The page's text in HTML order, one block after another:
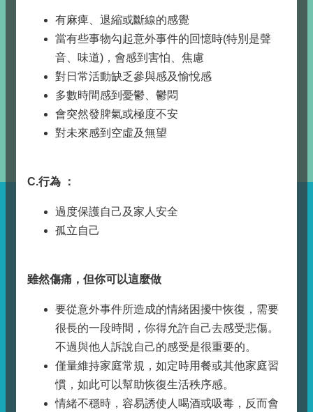
有麻痺、退縮或斷線的感覺
當有些事物勾起意外事件的回憶時(特別是聲
音、味道)，會感到害怕、焦慮
對日常活動缺乏參與感及愉悅感
多數時間感到憂鬱、鬱悶
會突然發脾氣或極度不安
對未來感到空虛及無望
C.行為 ：
過度保護自己及家人安全
孤立自己
雖然傷痛，但你可以這麼做
要從意外事件所造成的情緒困擾中恢復，需要
很長的一段時間，你得允許自己去感受悲傷。
不過與他人訴說自己的感受是很重要的。
僅量維持家庭常規，如定時用餐或其他家庭習
慣，如此可以幫助恢復生活秩序感。
情緒不穩時，容易誘使人喝酒或吸毒，反而會